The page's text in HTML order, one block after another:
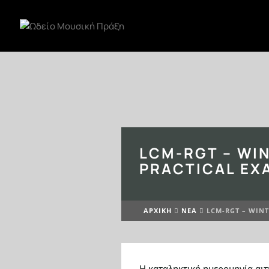
LCM-RGT –
PRACTICAL
ΑΡΧΙΚΉ  ΝΕΆ  LCM-RGT –